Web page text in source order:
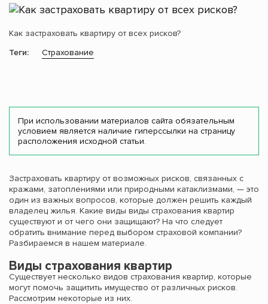
Как застраховать квартиру от всех рисков?
Теги:
Страхование
При использовании материалов сайта обязательным
условием является наличие гиперссылки на страницу
расположения исходной статьи.
Застраховать квартиру от возможных рисков, связанных с
кражами, затоплениями или природными катаклизмами, — это
один из важных вопросов, которые должен решить каждый
владелец жилья. Какие виды виды страхования квартир
существуют и от чего они защищают? На что следует
обратить внимание перед выбором страховой компании?
Разбираемся в нашем материале.
Виды страхования квартир
Существует несколько видов страхования квартир, которые
могут помочь защитить имущество от различных рисков.
Рассмотрим некоторые из них.